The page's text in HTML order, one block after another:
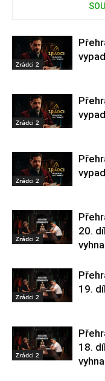
Zrádci 2
Zrádci 2
Zrádci 2
Zrádci 2
20.
Zrádci 2
19.
Zrádci 2
18.